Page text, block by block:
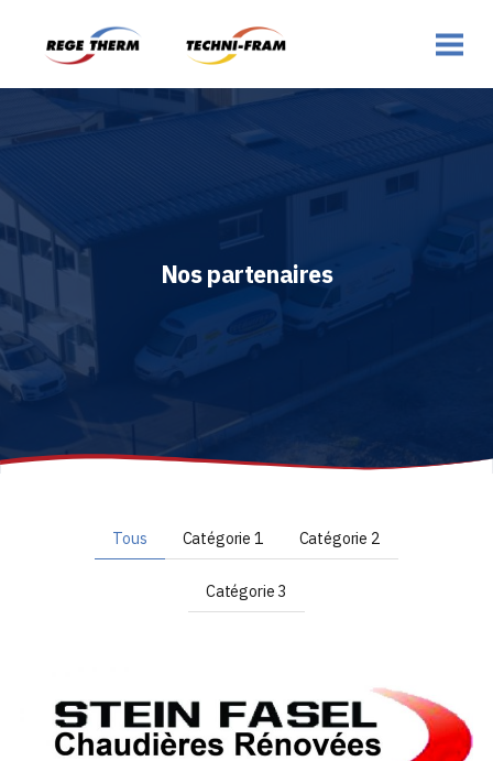
Nos partenaires
Tous Catégorie 1 Catégorie 2
Catégorie 3